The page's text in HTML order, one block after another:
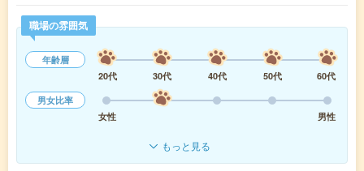
職場の雰囲気
年齢層
20代
30代 40代 50代
60代
男女比率
女性
男性
もっと見る